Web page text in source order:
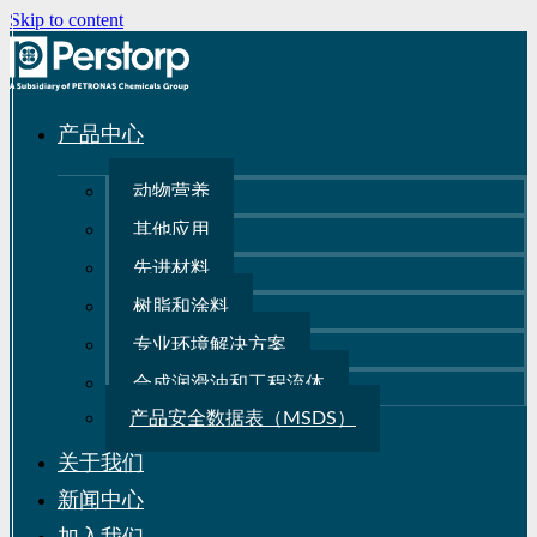
Skip to content
产品中心
动物营养
其他应用
先进材料
树脂和涂料
专业环境解决方案
合成润滑油和工程流体
产品安全数据表（MSDS）
关于我们
新闻中心